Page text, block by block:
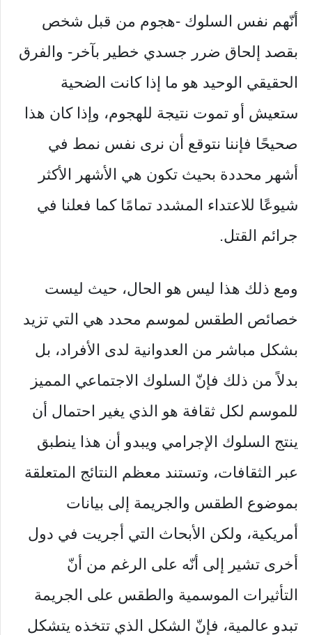
أنّهم نفس السلوك -هجوم من قبل شخص
بقصد إلحاق ضرر جسدي خطير بآخر- والفرق
الحقيقي الوحيد هو ما إذا كانت الضحية
ستعيش أو تموت نتيجة للهجوم، وإذا كان هذا
صحيحًا فإننا نتوقع أن نرى نفس نمط في
أشهر محددة بحيث تكون هي الأشهر الأكثر
شيوعًا للاعتداء المشدد تمامًا كما فعلنا في
جرائم القتل.
ومع ذلك هذا ليس هو الحال، حيث ليست
خصائص الطقس لموسم محدد هي التي تزيد
بشكل مباشر من العدوانية لدى الأفراد، بل
بدلاً من ذلك فإنّ السلوك الاجتماعي المميز
للموسم لكل ثقافة هو الذي يغير احتمال أن
ينتج السلوك الإجرامي ويبدو أن هذا ينطبق
عبر الثقافات، وتستند معظم النتائج المتعلقة
بموضوع الطقس والجريمة إلى بيانات
أمريكية، ولكن الأبحاث التي أجريت في دول
أخرى تشير إلى أنّه على الرغم من أنّ
التأثيرات الموسمية والطقس على الجريمة
تبدو عالمية، فإنّ الشكل الذي تتخذه يتشكل